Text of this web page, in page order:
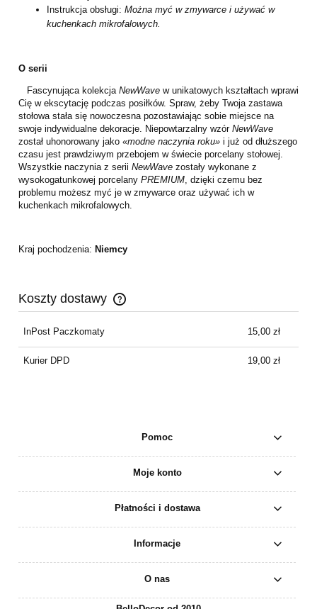
Instrukcja obsługi: Można myć w zmywarce i używać w
kuchenkach mikrofalowych.
O serii
Fascynująca kolekcja NewWave w unikatowych kształtach wprawi
Cię w ekscytację podczas posiłków. Spraw, żeby Twoja zastawa
stołowa stała się nowoczesna pozostawiając sobie miejsce na
swoje indywidualne dekoracje. Niepowtarzalny wzór NewWave
został uhonorowany jako «modne naczynia roku» i już od dłuższego
czasu jest prawdziwym przebojem w świecie porcelany stołowej.
Wszystkie naczynia z serii NewWave zostały wykonane z
wysokogatunkowej porcelany PREMIUM , dzięki czemu bez
problemu możesz myć je w zmywarce oraz używać ich w
kuchenkach mikrofalowych.
Kraj pochodzenia: Niemcy
Koszty dostawy
Cena nie zawiera ewentualnych kosztów płatności
InPost Paczkomaty 15,00 zł
Kurier DPD 19,00 zł
Pomoc
Moje konto
Płatności i dostawa
Informacje
O nas